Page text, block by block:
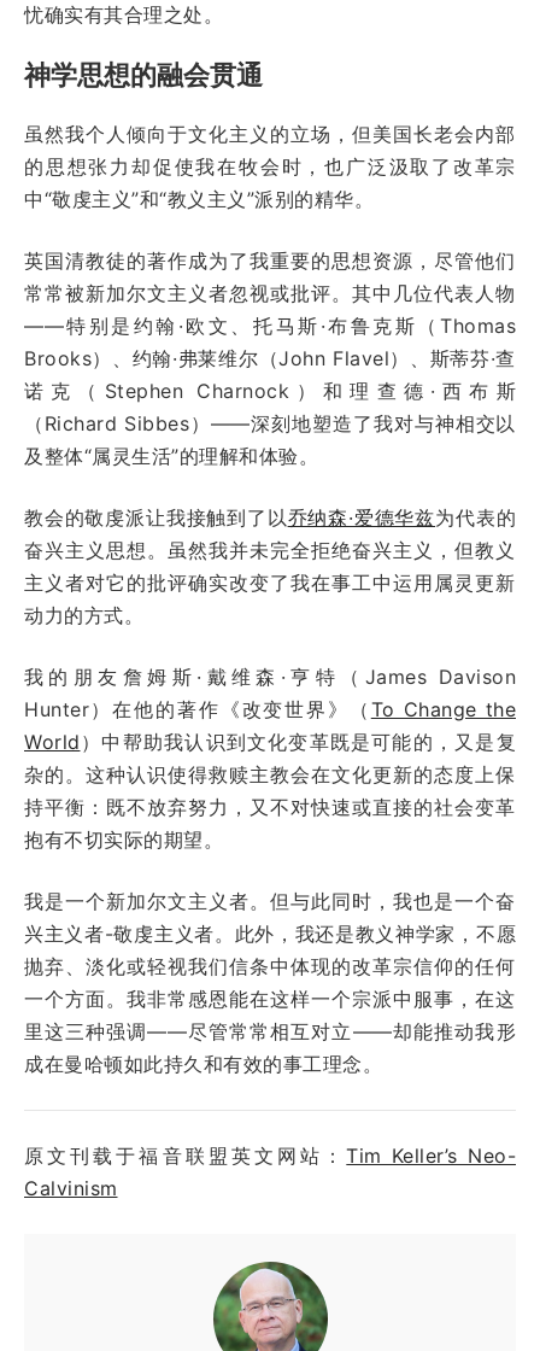
忧确实有其合理之处。
神学思想的融会贯通
虽然我个人倾向于文化主义的立场，但美国长老会内部
的思想张力却促使我在牧会时，也广泛汲取了改革宗
中“敬虔主义”和“教义主义”派别的精华。
英国清教徒的著作成为了我重要的思想资源，尽管他们
常常被新加尔文主义者忽视或批评。其中几位代表人物
——特别是约翰·欧文、托马斯·布鲁克斯（Thomas
Brooks）、约翰·弗莱维尔（John Flavel）、斯蒂芬·查
诺克（Stephen Charnock）和理查德·西布斯
（Richard Sibbes）——深刻地塑造了我对与神相交以
及整体“属灵生活”的理解和体验。
教会的敬虔派让我接触到了以乔纳森·爱德华兹为代表的
奋兴主义思想。虽然我并未完全拒绝奋兴主义，但教义
主义者对它的批评确实改变了我在事工中运用属灵更新
动力的方式。
我的朋友詹姆斯·戴维森·亨特（James Davison
Hunter）在他的著作《改变世界》（ To Change the
World ）中帮助我认识到文化变革既是可能的，又是复
杂的。这种认识使得救赎主教会在文化更新的态度上保
持平衡：既不放弃努力，又不对快速或直接的社会变革
抱有不切实际的期望。
我是一个新加尔文主义者。但与此同时，我也是一个奋
兴主义者-敬虔主义者。此外，我还是教义神学家，不愿
抛弃、淡化或轻视我们信条中体现的改革宗信仰的任何
一个方面。我非常感恩能在这样一个宗派中服事，在这
里这三种强调——尽管常常相互对立——却能推动我形
成在曼哈顿如此持久和有效的事工理念。
原文刊载于福音联盟英文网站：Tim Keller’s Neo-
Calvinism